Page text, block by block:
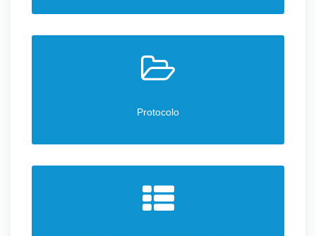
Protocolo